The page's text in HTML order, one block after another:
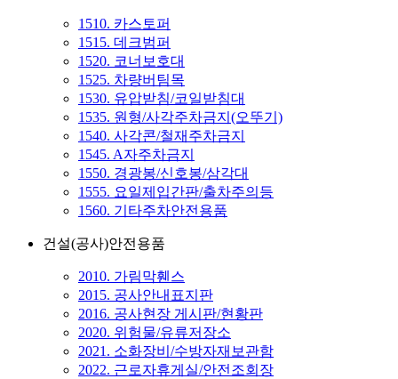
1510. 카스토퍼
1515. 데크범퍼
1520. 코너보호대
1525. 차량버팀목
1530. 유압받침/코일받침대
1535. 원형/사각주차금지(오뚜기)
1540. 사각콘/철재주차금지
1545. A자주차금지
1550. 경광봉/신호봉/삼각대
1555. 요일제입간판/출차주의등
1560. 기타주차안전용품
건설(공사)안전용품
2010. 가림막휀스
2015. 공사안내표지판
2016. 공사현장 게시판/현황판
2020. 위험물/유류저장소
2021. 소화장비/수방자재보관함
2022. 근로자휴게실/안전조회장